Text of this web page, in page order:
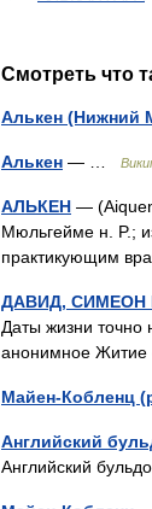
Смотреть что
Алькен (Нижний
Алькен — …
АЛЬКЕН —
Мюльгейме н. P.;
практикующим
ДАВИД, СИМЕОН
Даты жизни точно
анонимное Житие
Майен-Кобленц
Английский
Английский